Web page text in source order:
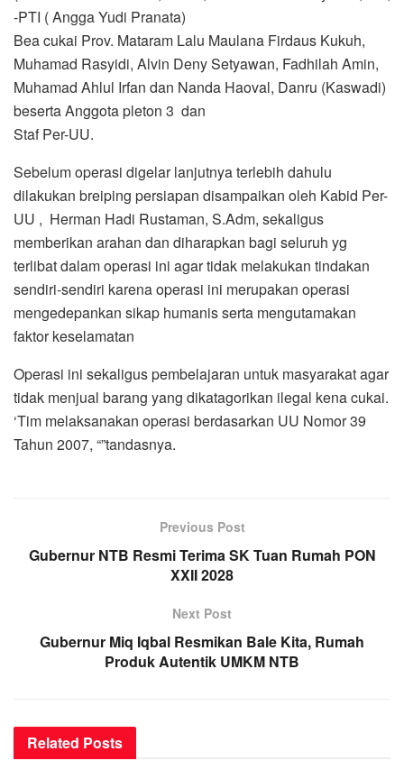
-PTI ( Angga Yudi Pranata)
Bea cukai Prov. Mataram Lalu Maulana Firdaus Kukuh,
Muhamad Rasyidi, Alvin Deny Setyawan, Fadhilah Amin,
Muhamad Ahlul Irfan dan Nanda Haoval, Danru (Kaswadi)
beserta Anggota pleton 3 dan
Staf Per-UU.
Sebelum operasi digelar lanjutnya terlebih dahulu
dilakukan breiping persiapan disampaikan oleh Kabid Per-
UU , Herman Hadi Rustaman, S.Adm, sekaligus
memberikan arahan dan diharapkan bagi seluruh yg
terlibat dalam operasi ini agar tidak melakukan tindakan
sendiri-sendiri karena operasi ini merupakan operasi
mengedepankan sikap humanis serta mengutamakan
faktor keselamatan
Operasi ini sekaligus pembelajaran untuk masyarakat agar
tidak menjual barang yang dikatagorikan ilegal kena cukai.
‘Tim melaksanakan operasi berdasarkan UU Nomor 39
Tahun 2007, “”tandasnya.
Previous Post
Gubernur NTB Resmi Terima SK Tuan Rumah PON
XXII 2028
Next Post
Gubernur Miq Iqbal Resmikan Bale Kita, Rumah
Produk Autentik UMKM NTB
Related Posts